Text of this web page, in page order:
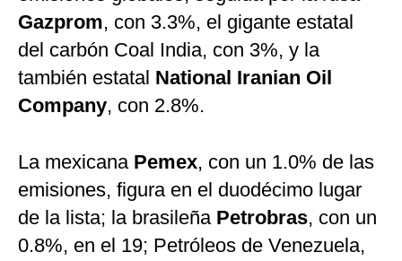
Gazprom, con 3.3%, el gigante estatal
del carbón Coal India, con 3%, y la
también estatal National Iranian Oil
Company, con 2.8%.
La mexicana Pemex, con un 1.0% de las
emisiones, figura en el duodécimo lugar
de la lista; la brasileña Petrobras, con un
0.8%, en el 19; Petróleos de Venezuela,